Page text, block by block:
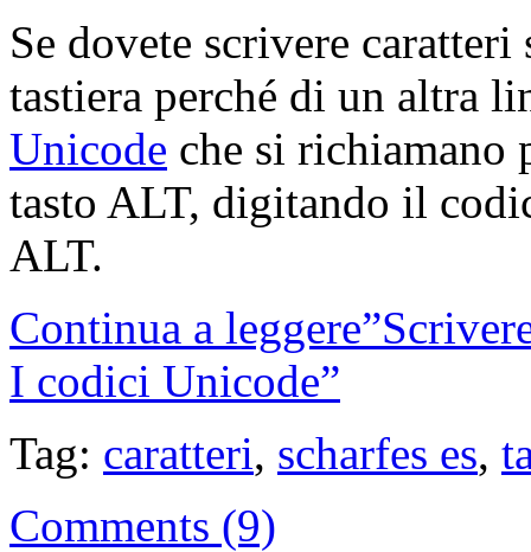
Se dovete scrivere
tastiera perché di un altra
Unicode che si richiamano
tasto ALT, digitando il
ALT.
Continua a
I codici Unicode”
Tag: caratteri, scharfes es,
Comments (9)